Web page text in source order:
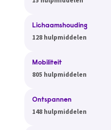
Lichaamshouding
128 hulpmiddelen
Mobiliteit
805 hulpmiddelen
Ontspannen
148 hulpmiddelen